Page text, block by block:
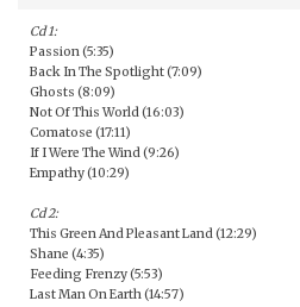
Cd 1:
Passion (5:35)
Back In The Spotlight (7:09)
Ghosts (8:09)
Not Of This World (16:03)
Comatose (17:11)
If I Were The Wind (9:26)
Empathy (10:29)
Cd 2:
This Green And Pleasant Land (12:29)
Shane (4:35)
Feeding Frenzy (5:53)
Last Man On Earth (14:57)